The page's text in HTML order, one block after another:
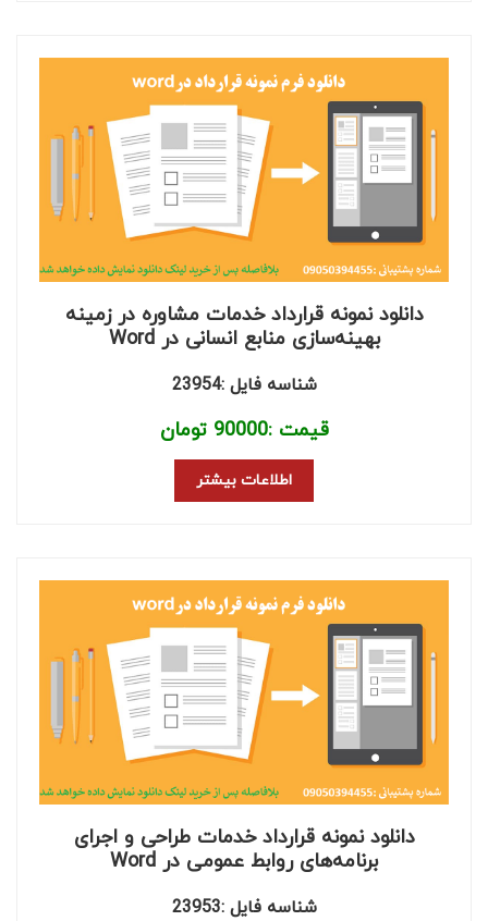
دانلود نمونه قرارداد خدمات مشاوره در زمینه
بهینه‌سازی منابع انسانی در Word
شناسه فایل :23954
قیمت :90000 تومان
اطلاعات بیشتر
دانلود نمونه قرارداد خدمات طراحی و اجرای
برنامه‌های روابط عمومی در Word
شناسه فایل :23953